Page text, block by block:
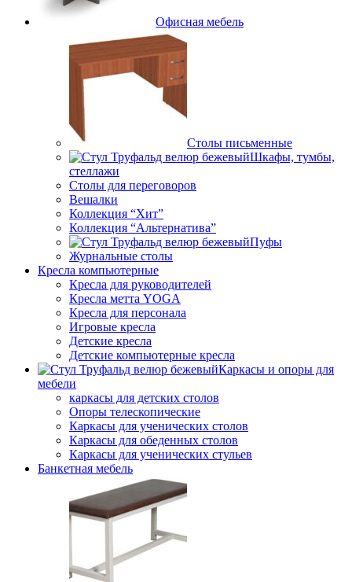
Офисная мебель
Столы письменные
Шкафы, тумбы,
стеллажи
Столы для переговоров
Вешалки
Коллекция “Хит”
Коллекция “Альтернатива”
Пуфы
Журнальные столы
Кресла компьютерные
Кресла для руководителей
Кресла метта YOGA
Кресла для персонала
Игровые кресла
Детские кресла
Детские компьютерные кресла
Каркасы и опоры для
мебели
каркасы для детских столов
Опоры телескопические
Каркасы для ученических столов
Каркасы для обеденных столов
Каркасы для ученических стульев
Банкетная мебель